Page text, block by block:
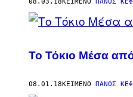
08.03.18ΚΕΊΜΕΝΟ ΠΆΝΟΣ
Το Τόκιο Μέσα
08.01.18ΚΕΊΜΕΝΟ ΠΆΝΟΣ